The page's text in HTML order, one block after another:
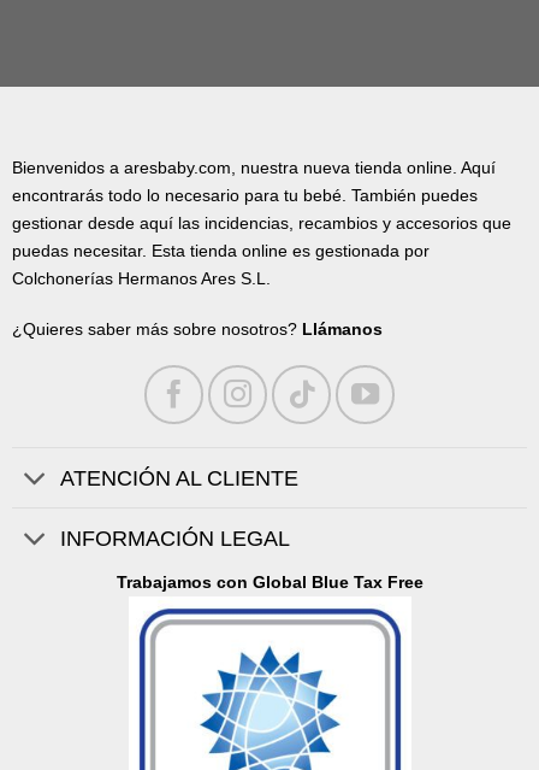
Bienvenidos a aresbaby.com, nuestra nueva tienda online. Aquí
encontrarás todo lo necesario para tu bebé. También puedes
gestionar desde aquí las incidencias, recambios y accesorios que
puedas necesitar. Esta tienda online es gestionada por
Colchonerías Hermanos Ares S.L.
¿Quieres saber más sobre nosotros? Llámanos
ATENCIÓN AL CLIENTE
INFORMACIÓN LEGAL
Trabajamos con Global Blue Tax Free